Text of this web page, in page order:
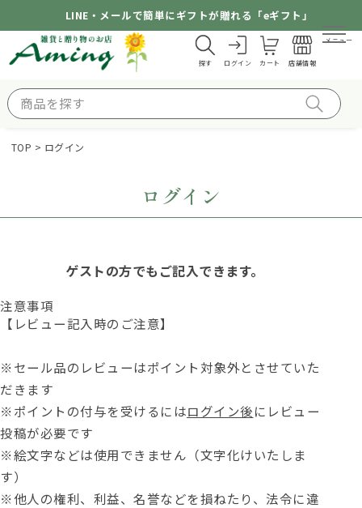
LINE・メールで簡単にギフトが贈れる「eギフト」
探す ログイン カート 店舗情報
メニュー
TOP ログイン
ログイン
ゲストの方でもご記入できます。
注意事項
【レビュー記入時のご注意】
※セール品のレビューはポイント対象外とさせていた
だきます
※ポイントの付与を受けるにはログイン後にレビュー
投稿が必要です
※絵文字などは使用できません（文字化けいたしま
す）
※他人の権利、利益、名誉などを損ねたり、法令に違